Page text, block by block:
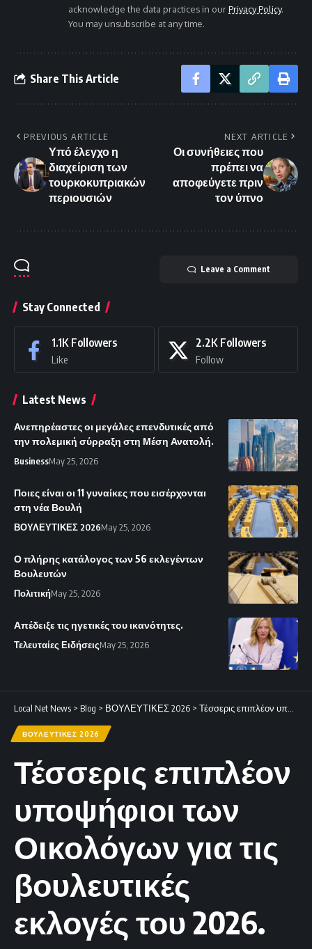
acknowledge the data practices in ourPrivacy Policy.
You may unsubscribe at any time.
Share This Article
PREVIOUS ARTICLE
Υπό έλεγχο η
διαχείριση των
τουρκοκυπριακών
περιουσιών
NEXT ARTICLE
Οι συνήθειες που
πρέπει να
αποφεύγετε πριν
τον ύπνο
Leave a Comment
Stay Connected
1.1K Followers
Like
2.2K Followers
Follow
Latest News
Ανεπηρέαστες οι μεγάλες επενδυτικές από
την πολεμική σύρραξη στη Μέση Ανατολή.
BusinessMay 25, 2026
Ποιες είναι οι 11 γυναίκες που εισέρχονται
στη νέα Βουλή
ΒΟΥΛΕΥΤΙΚΕΣ 2026May 25, 2026
Ο πλήρης κατάλογος των 56 εκλεγέντων
Βουλευτών
ΠολιτικήMay 25, 2026
Απέδειξε τις ηγετικές του ικανότητες.
Τελευταίες ΕιδήσειςMay 25, 2026
Local Net News > Blog > ΒΟΥΛΕΥΤΙΚΕΣ 2026 > Τέσσερις επιπλέον υποψήφιοι των Οικολόγων για τις βουλευτικές εκλογές του 2026.
ΒΟΥΛΕΥΤΙΚΕΣ 2026
Τέσσερις επιπλέον
υποψήφιοι των
Οικολόγων για τις
βουλευτικές
εκλογές του 2026.